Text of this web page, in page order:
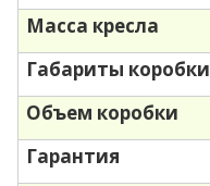
Масса кресла
Габариты коробки
Объем коробки
Гарантия